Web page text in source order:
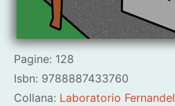
Pagine: 128
Isbn: 9788887433760
Collana: Laboratorio Fernandel